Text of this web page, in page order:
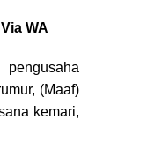
WA
(Maaf)
kemari,